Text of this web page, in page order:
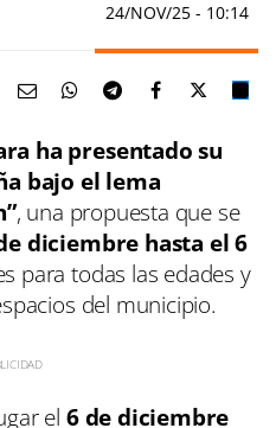
24/NOV/25 - 10:14
ha presentado su
bajo el lema
, una propuesta que se
diciembre hasta el 6
para todas las edades y
del municipio.
el 6 de diciembre